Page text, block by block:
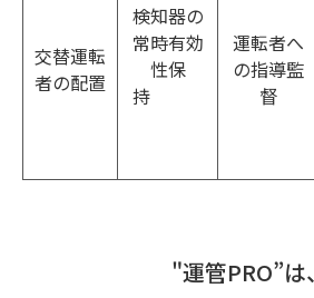
交替運転
者の配置
検知器の
常時有効
性保
持
運転者へ
の指導監
督
"運管PRO”は、